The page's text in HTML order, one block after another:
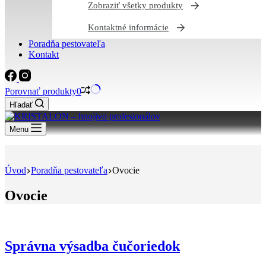
Zobraziť všetky produkty
Kontaktné informácie
Poradňa pestovateľa
Kontakt
Porovnať produkty0
Hľadať
Menu
Úvod Poradňa pestovateľa Ovocie
Ovocie
Správna výsadba čučoriedok